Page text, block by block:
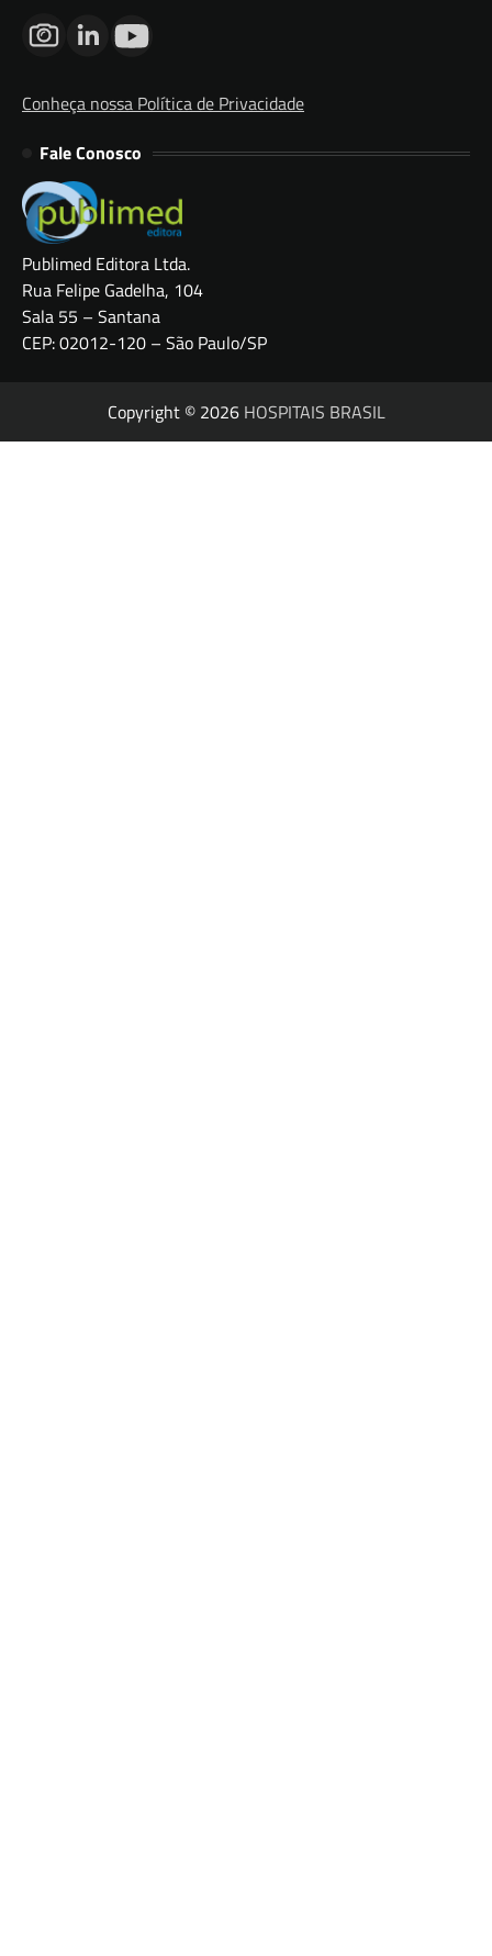
Conheça nossa Política de Privacidade
Fale Conosco
Publimed Editora Ltda.
Rua Felipe Gadelha, 104
Sala 55 – Santana
CEP: 02012-120 – São Paulo/SP
Copyright © 2026 HOSPITAIS BRASIL